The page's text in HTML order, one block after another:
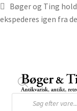
Bøger og Ting
ekspederes igen fra
navigation
indhold
Products
search